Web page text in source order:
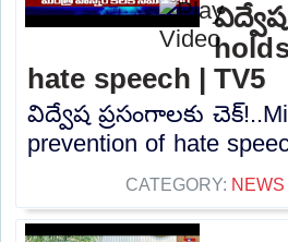
విద్వేష
hate speech | TV5
విద్వేష ప్రసంగాలకు
prevention of hate
CATEGORY: NEWS